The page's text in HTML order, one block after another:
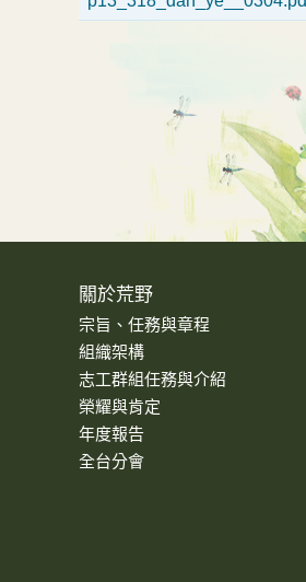
關於荒野
宗旨、任務與章程
組織架構
志工群組任務與介紹
榮耀與肯定
年度報告
全台分會